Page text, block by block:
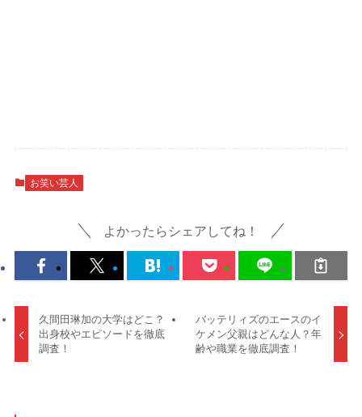
お笑い芸人
よかったらシェアしてね！
久間田琳加の大学はどこ？
出身校やエピソードを徹底
調査！
バッテリィズのエースのイ
ケメン父親はどんな人？年
齢や職業を徹底調査！